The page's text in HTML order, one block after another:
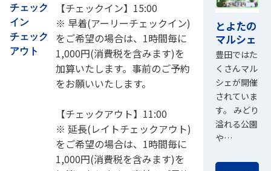
チェック
イン
チェック
アウト
【チェックイン】15:00
※ 早着(アーリーチェックイン)
をご希望の場合は、1時間毎に
1,000円(消費税を含みます)を
加算いたします。事前のご予約
をお願いいたします。
【チェックアウト】11:00
※ 延長(レイトチェックアウト)
をご希望の場合は、1時間毎に
1,000円(消費税を含みます)を
とよたの
マルシェ
豊田ではた
くさんマル
シェが開催
されていま
す。 みどり
溢れる公園
や…